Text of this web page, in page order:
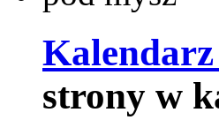
Kalendarz
strony w